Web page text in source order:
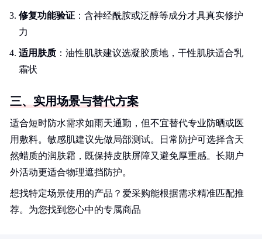
修复功能验证 ：含神经酰胺或泛醇等成分才具真实修护
力
适用肤质 ：油性肌肤建议选凝胶质地，干性肌肤适合乳
霜状
三、实用场景与替代方案
适合短时防水需求如雨天通勤，但不宜替代专业防晒或医
用敷料。敏感肌建议先做局部测试。日常防护可选择含天
然蜡质的润肤霜，既保持皮肤屏障又避免厚重感。长期户
外活动更适合物理遮挡防护。
想找特定场景使用的产品？爱采购能根据需求精准匹配推
荐。为您找到您心中的专属商品